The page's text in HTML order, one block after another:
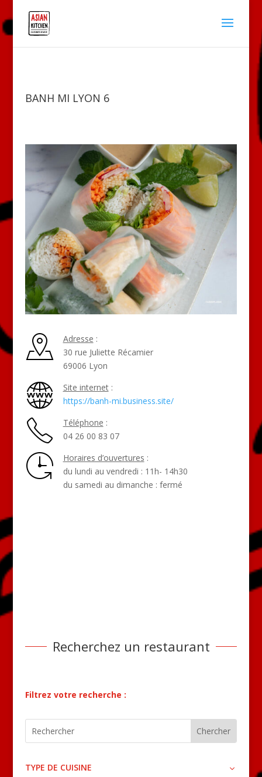
BANH MI LYON 6
Adresse :
30 rue Juliette Récamier
69006 Lyon
Site internet:
https://banh-mi.business.site/
Téléphone :
04 26 00 83 07
Horaires d’ouvertures :
du lundi au vendredi : 11h- 14h30
du samedi au dimanche : fermé
Recherchez un restaurant
Filtrez votre recherche :
TYPE DE CUISINE